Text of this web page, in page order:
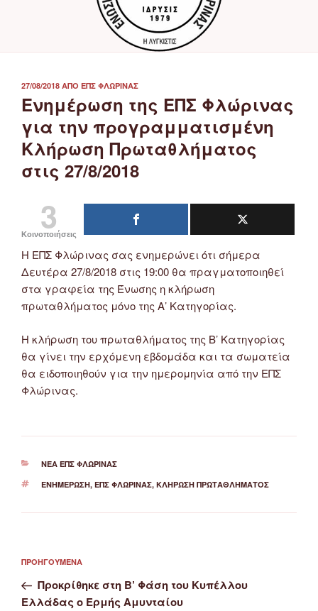
ΔΗΜΟΣΙΕΎΤΗΚΕ
ΣΤΙΣ
27/08/2018 ΑΠΌ ΕΠΣ ΦΛΏΡΙΝΑΣ
Ενημέρωση της ΕΠΣ Φλώρινας
για την προγραμματισμένη
Κλήρωση Πρωταθλήματος
στις 27/8/2018
3
Κοινοποιήσεις
Η ΕΠΣ Φλώρινας σας ενημερώνει ότι σήμερα
Δευτέρα 27/8/2018 στις 19:00 θα πραγματοποιηθεί
στα γραφεία της Ένωσης η κλήρωση
πρωταθλήματος μόνο της Α’ Κατηγορίας.
Η κλήρωση του πρωταθλήματος της Β’ Κατηγορίας
θα γίνει την ερχόμενη εβδομάδα και τα σωματεία
θα ειδοποιηθούν για την ημερομηνία από την ΕΠΣ
Φλώρινας.
ΚΑΤΗΓΟΡΊΕΣ
ΝΈΑ ΕΠΣ ΦΛΏΡΙΝΑΣ
ΕΤΙΚΈΤΕΣ
ΕΝΗΜΈΡΩΣΗ, ΕΠΣ ΦΛΏΡΙΝΑΣ, ΚΛΉΡΩΣΗ ΠΡΩΤΑΘΛΉΜΑΤΟΣ
άρθρων
Προηγούμενο
άρθρο
ΠΡΟΗΓΟΎΜΕΝΑ
Προκρίθηκε στη Β’ Φάση του Κυπέλλου
Ελλάδας ο Ερμής Αμυνταίου